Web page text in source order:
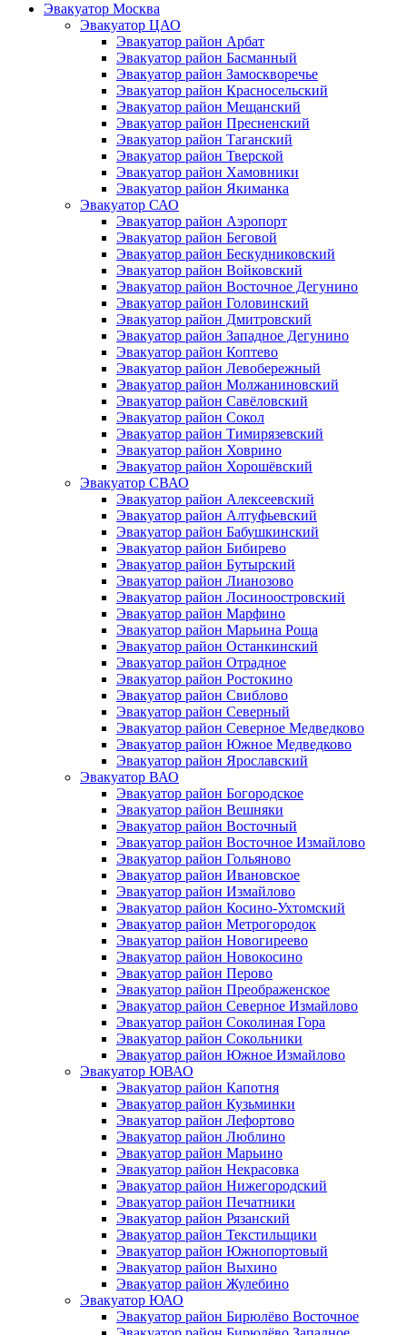
Эвакуатор Москва
Эвакуатор ЦАО
Эвакуатор район Арбат
Эвакуатор район Басманный
Эвакуатор район Замоскворечье
Эвакуатор район Красносельский
Эвакуатор район Мещанский
Эвакуатор район Пресненский
Эвакуатор район Таганский
Эвакуатор район Тверской
Эвакуатор район Хамовники
Эвакуатор район Якиманка
Эвакуатор САО
Эвакуатор район Аэропорт
Эвакуатор район Беговой
Эвакуатор район Бескудниковский
Эвакуатор район Войковский
Эвакуатор район Восточное Дегунино
Эвакуатор район Головинский
Эвакуатор район Дмитровский
Эвакуатор район Западное Дегунино
Эвакуатор район Коптево
Эвакуатор район Левобережный
Эвакуатор район Молжаниновский
Эвакуатор район Савёловский
Эвакуатор район Сокол
Эвакуатор район Тимирязевский
Эвакуатор район Ховрино
Эвакуатор район Хорошёвский
Эвакуатор СВАО
Эвакуатор район Алексеевский
Эвакуатор район Алтуфьевский
Эвакуатор район Бабушкинский
Эвакуатор район Бибирево
Эвакуатор район Бутырский
Эвакуатор район Лианозово
Эвакуатор район Лосиноостровский
Эвакуатор район Марфино
Эвакуатор район Марьина Роща
Эвакуатор район Останкинский
Эвакуатор район Отрадное
Эвакуатор район Ростокино
Эвакуатор район Свиблово
Эвакуатор район Северный
Эвакуатор район Северное Медведково
Эвакуатор район Южное Медведково
Эвакуатор район Ярославский
Эвакуатор ВАО
Эвакуатор район Богородское
Эвакуатор район Вешняки
Эвакуатор район Восточный
Эвакуатор район Восточное Измайлово
Эвакуатор район Гольяново
Эвакуатор район Ивановское
Эвакуатор район Измайлово
Эвакуатор район Косино-Ухтомский
Эвакуатор район Метрогородок
Эвакуатор район Новогиреево
Эвакуатор район Новокосино
Эвакуатор район Перово
Эвакуатор район Преображенское
Эвакуатор район Северное Измайлово
Эвакуатор район Соколиная Гора
Эвакуатор район Сокольники
Эвакуатор район Южное Измайлово
Эвакуатор ЮВАО
Эвакуатор район Капотня
Эвакуатор район Кузьминки
Эвакуатор район Лефортово
Эвакуатор район Люблино
Эвакуатор район Марьино
Эвакуатор район Некрасовка
Эвакуатор район Нижегородский
Эвакуатор район Печатники
Эвакуатор район Рязанский
Эвакуатор район Текстильщики
Эвакуатор район Южнопортовый
Эвакуатор район Выхино
Эвакуатор район Жулебино
Эвакуатор ЮАО
Эвакуатор район Бирюлёво Восточное